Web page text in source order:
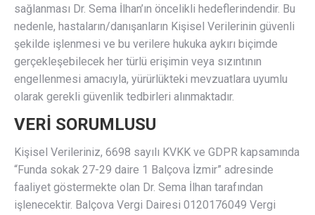
sağlanması Dr. Sema İlhan’ın öncelikli hedeflerindendir. Bu
nedenle, hastaların/danışanların Kişisel Verilerinin güvenli
şekilde işlenmesi ve bu verilere hukuka aykırı biçimde
gerçekleşebilecek her türlü erişimin veya sızıntının
engellenmesi amacıyla, yürürlükteki mevzuatlara uyumlu
olarak gerekli güvenlik tedbirleri alınmaktadır.
VERİ SORUMLUSU
Kişisel Verileriniz, 6698 sayılı KVKK ve GDPR kapsamında
“Funda sokak 27-29 daire 1 Balçova İzmir” adresinde
faaliyet göstermekte olan Dr. Sema İlhan tarafından
işlenecektir. Balçova Vergi Dairesi 0120176049 Vergi